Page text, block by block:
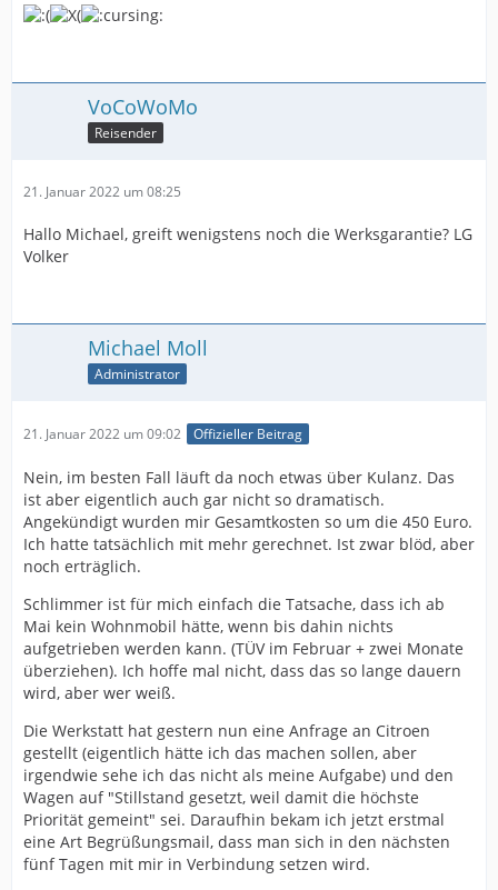
VoCoWoMo
Reisender
21. Januar 2022 um 08:25
Hallo Michael, greift wenigstens noch die Werksgarantie? LG
Volker
Michael Moll
Administrator
21. Januar 2022 um 09:02 Offizieller Beitrag
Nein, im besten Fall läuft da noch etwas über Kulanz. Das
ist aber eigentlich auch gar nicht so dramatisch.
Angekündigt wurden mir Gesamtkosten so um die 450 Euro.
Ich hatte tatsächlich mit mehr gerechnet. Ist zwar blöd, aber
noch erträglich.
Schlimmer ist für mich einfach die Tatsache, dass ich ab
Mai kein Wohnmobil hätte, wenn bis dahin nichts
aufgetrieben werden kann. (TÜV im Februar + zwei Monate
überziehen). Ich hoffe mal nicht, dass das so lange dauern
wird, aber wer weiß.
Die Werkstatt hat gestern nun eine Anfrage an Citroen
gestellt (eigentlich hätte ich das machen sollen, aber
irgendwie sehe ich das nicht als meine Aufgabe) und den
Wagen auf "Stillstand gesetzt, weil damit die höchste
Priorität gemeint" sei. Daraufhin bekam ich jetzt erstmal
eine Art Begrüßungsmail, dass man sich in den nächsten
fünf Tagen mit mir in Verbindung setzen wird.